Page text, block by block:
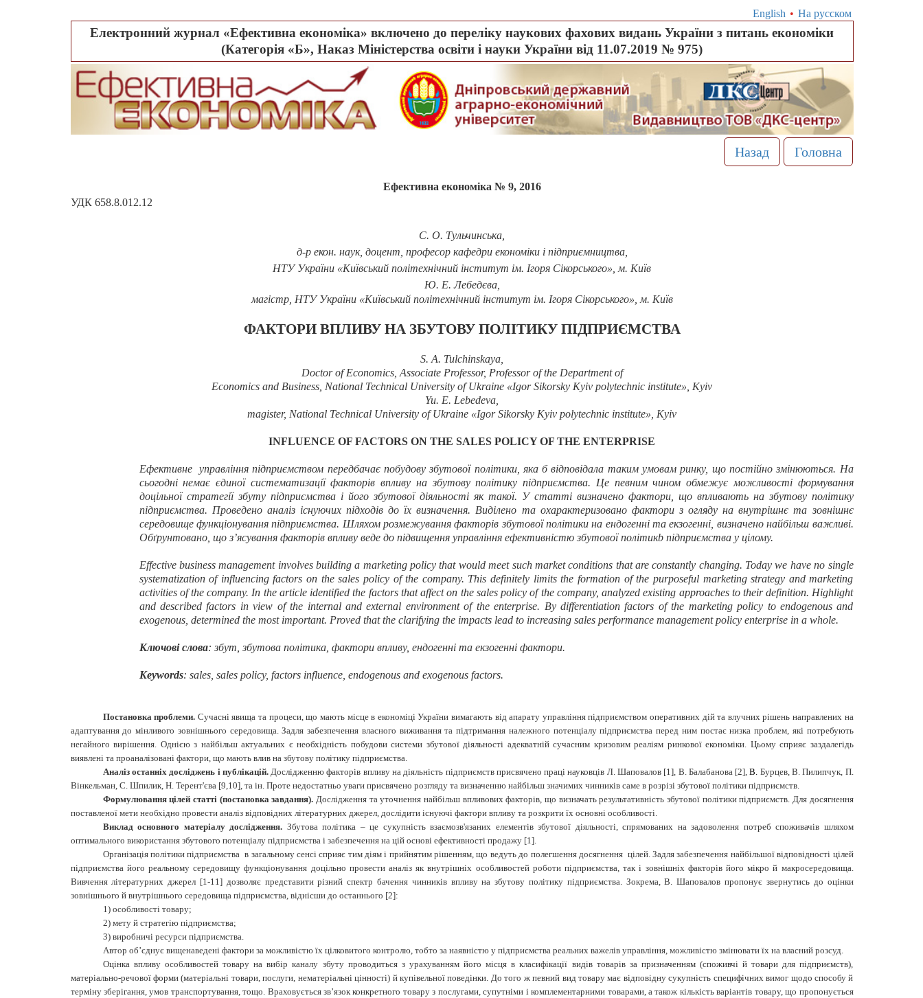
English • На русском
Електронний журнал «Ефективна економіка» включено до переліку наукових фахових видань України з питань економіки
(Категорія «Б», Наказ Міністерства освіти і науки України від 11.07.2019 № 975)
Назад Головна
Ефективна економіка № 9, 2016
УДК 658.8.012.12
С. О. Тульчинська,
д-р екон. наук, доцент, професор кафедри економіки і підприємництва,
НТУ України «Київський політехнічний інститут ім. Ігоря Сікорського», м. Київ
Ю. Е. Лебедєва,
магістр, НТУ України «Київський політехнічний інститут ім. Ігоря Сікорського», м. Київ
ФАКТОРИ ВПЛИВУ НА ЗБУТОВУ ПОЛІТИКУ ПІДПРИЄМСТВА
S. A. Tulchinskaya,
Doctor of Economics, Associate Professor, Professor of the Department of
Economics and Business, National Technical University of Ukraine «Igor Sikorsky Kyiv polytechnic institute», Kyiv
Yu. E. Lebedeva,
magister, National Technical University of Ukraine «Igor Sikorsky Kyiv polytechnic institute», Kyiv
INFLUENCE OF FACTORS ON THE SALES POLICY OF THE ENTERPRISE
Ефективне управління підприємством передбачає побудову збутової політики, яка б відповідала таким умовам ринку, що постійно змінюються. На
сьогодні немає єдиної систематизації факторів впливу на збутову політику підприємства. Це певним чином обмежує можливості формування
доцільної стратегії збуту підприємства і його збутової діяльності як такої. У статті визначено фактори, що впливають на збутову політику
підприємства. Проведено аналіз існуючих підходів до їх визначення. Виділено та охарактеризовано фактори з огляду на внутрішнє та зовнішнє
середовище функціонування підприємства. Шляхом розмежування факторів збутової політики на ендогенні та екзогенні, визначено найбільш важливі.
Обґрунтовано, що з’ясування факторів впливу веде до підвищення управління ефективністю збутової політикbпідприємства у цілому.
Effective business management involves building a marketing policy that would meet such market conditions that are constantly changing. Today we have no single
systematization of influencing factors on the sales policy of the company. This definitely limits the formation of the purposeful marketing strategy and marketing
activities of the company. In the article identified the factors that affect on the sales policy of the company, analyzed existing approaches to their definition. Highlight
and described factors in view of the internal and external environment of the enterprise. By differentiation factors of the marketing policy to endogenous and
exogenous, determined the most important. Proved that the clarifying the impacts lead to increasing sales performance management policy enterprise in a whole.
Ключові слова: збут збутова політика, фактори впливу, ендогенні та екзогенні фактори.
Keywords: sales, sales policy, factors influence, endogenous and exogenous factors.
Постановка проблеми. Сучасні явища та процеси, що мають місце в економіці України вимагають від апарату управління підприємством оперативних дій та влучних рішень направлених на
адаптування до мінливого зовнішнього середовища. Задля забезпечення власного виживання та підтримання належного потенціалу підприємства перед ним постає низка проблем, які потребують
негайного вирішення. Однією з найбільш актуальних є необхідність побудови системи збутової діяльності адекватній сучасним кризовим реаліям ринкової економіки. Цьому сприяє заздалегідь
виявлені та проаналізовані фактори, що мають влив на збутову політику підприємства.
Аналіз останніх досліджень і публікацій.Дослідженню факторів впливу на діяльність підприємств присвячено праці науковців Л. Шаповалов [1], В. Балабанова [2], В. Бурцев, В. Пилипчук, П.
Вінкельман, С. Шпилик, Н. Терент'єва [9,10], та ін. Проте недостатньо уваги присвячено розгляду та визначенню найбільш значимих чинників саме в розрізі збутової політики підприємств.
Формулювання цілей статті (постановка завдання). Дослідження та уточнення найбільш впливових факторів, що визначать результативність збутової політики підприємств. Для досягнення
поставленої мети необхідно провести аналіз відповідних літературних джерел, дослідити існуючі фактори впливу та розкрити їх основні особливості.
Виклад основного матеріалу дослідження. Збутова політика – це сукупність взаємозв'язаних елементів збутової діяльності, спрямованих на задоволення потреб споживачів шляхом
оптимального використання збутового потенціалу підприємства і забезпечення на цій основі ефективності продажу [1].
Організація політики підприємства в загальному сенсі сприяє тим діям і прийнятим рішенням, що ведуть до полегшення досягнення цілей. Задля забезпечення найбільшої відповідності цілей
підприємства його реальному середовищу функціонування доцільно провести аналіз як внутрішніх особливостей роботи підприємства, так і зовнішніх факторів його мікро й макросередовища.
Вивчення літературних джерел [1-11] дозволяє представити різний спектр бачення чинників впливу на збутову політику підприємства.Зокрема, В. Шаповалов пропонує звернутись до оцінки
зовнішнього й внутрішнього середовища підприємства, віднісши до останнього [2]:
1) особливості товару;
2) мету й стратегію підприємства;
3) виробничі ресурси підприємства.
Автор об’єднує вищенаведені фактори за можливістю їх цілковитого контролю, тобто за наявністю у підприємства реальних важелів управління, можливістю змінювати їх на власний розсуд.
Оцінка впливу особливостей товару на вибір каналу збуту проводиться з урахуванням його місця в класифікації видів товарів за призначенням (споживчі й товари для підприємств),
матеріально-речової форми (матеріальні товари, послуги, нематеріальні цінності) й купівельної поведінки. До того ж певний вид товару має відповідну сукупність специфічних вимог щодо способу й
терміну зберігання, умов транспортування, тощо. Враховується зв’язок конкретного товару з послугами, супутніми і комплементарними товарами, а також кількість варіантів товару, що пропонується